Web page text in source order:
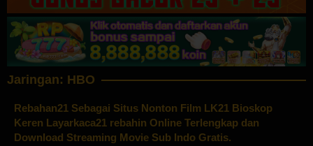
Jaringan: HBO
Rebahan21 Sebagai Situs Nonton Film LK21 Bioskop
Keren Layarkaca21 rebahin Online Terlengkap dan
Download Streaming Movie Sub Indo Gratis.